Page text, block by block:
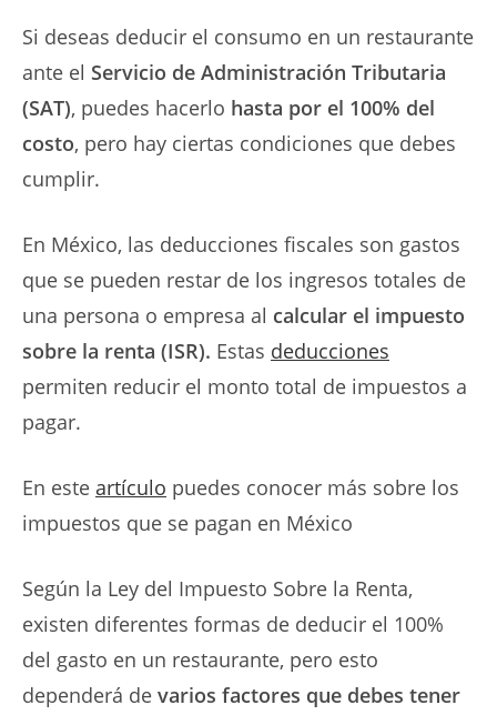
Si deseas deducir el consumo en un restaurante
ante el Servicio de Administración Tributaria
(SAT), puedes hacerlo hasta por el 100% del
costo, pero hay ciertas condiciones que debes
cumplir.
En México, las deducciones fiscales son gastos
que se pueden restar de los ingresos totales de
una persona o empresa al calcular el impuesto
sobre la renta (ISR). Estas deducciones
permiten reducir el monto total de impuestos a
pagar.
En este artículo puedes conocer más sobre los
impuestos que se pagan en México
Según la Ley del Impuesto Sobre la Renta,
existen diferentes formas de deducir el 100%
del gasto en un restaurante, pero esto
dependerá de varios factores que debes tener